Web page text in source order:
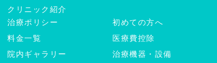
クリニック紹介
治療ポリシー
初めての方へ
料金一覧
医療費控除
院内ギャラリー
治療機器・設備